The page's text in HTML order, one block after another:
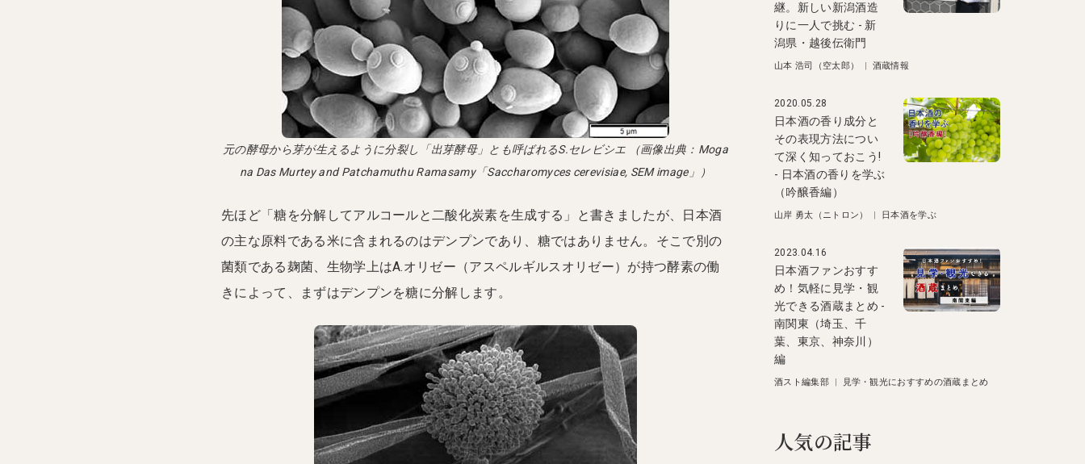
元の酵母から芽が生えるように分裂し「出芽酵母」とも呼ばれるS.セレビシエ （画像出典：Moga
na Das Murtey and Patchamuthu Ramasamy「Saccharomyces cerevisiae, SEM image」）
先ほど「糖を分解してアルコールと二酸化炭素を生成する」と書きましたが、日本酒
の主な原料である米に含まれるのはデンプンであり、糖ではありません。そこで別の
菌類である麹菌、生物学上はA.オリゼー（アスペルギルスオリゼー）が持つ酵素の働
きによって、まずはデンプンを糖に分解します。
継。新しい新潟酒造
りに一人で挑む - 新
潟県・越後伝衛門
山本 浩司（空太郎） | 酒蔵情報
2020.05.28
日本酒の香り成分と
その表現方法につい
て深く知っておこう!
- 日本酒の香りを学ぶ
（吟醸香編）
山岸 勇太（ニトロン） | 日本酒を学ぶ
2023.04.16
日本酒ファンおすす
め！気軽に見学・観
光できる酒蔵まとめ -
南関東（埼玉、千
葉、東京、神奈川）
編
酒スト編集部| 見学・観光におすすめの酒蔵まとめ
人気の記事